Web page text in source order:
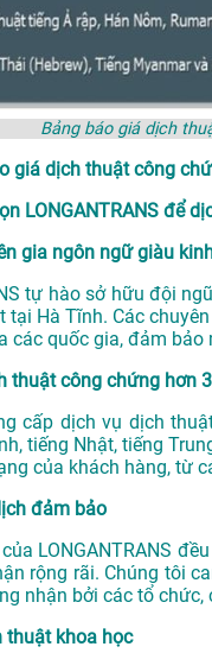
Bảng báo giá dịch
giá dịch thuật công
LONGANTRANS để
gia ngôn ngữ giàu
tự hào sở hữu đội
tại Hà Tĩnh. Các
các quốc gia, đảm
thuật công chứng hơn
cấp dịch vụ dịch
tiếng Nhật, tiếng
của khách hàng, từ
đảm bảo
LONGANTRANS
rộng rãi. Chúng tôi
nhận bởi các tổ
thuật khoa học